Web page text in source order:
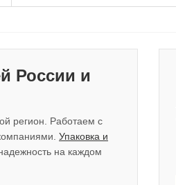
России и
регион. Работаем с
Упаковка и
на каждом